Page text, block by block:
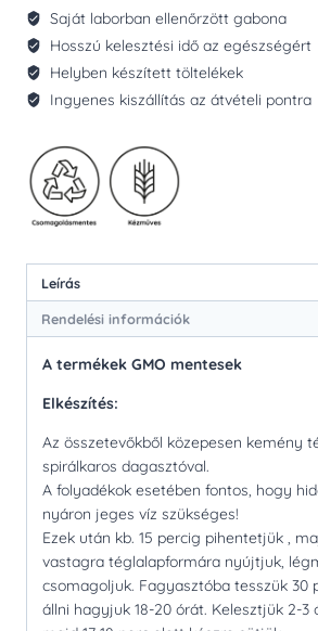
Saját laborban ellenőrzött gabona
Hosszú kelesztési idő az egészségért
Helyben készített töltelékek
Ingyenes kiszállítás az átvételi pontra
Leírás
Rendelési információk
A termékek GMO mentesek
Elkészítés:
Az összetevőkből közepesen kemény
spirálkaros dagasztóval.
A folyadékok esetében fontos, hogy
nyáron jeges víz szükséges!
Ezek után kb. 15 percig pihentetjük ,
vastagra téglalapformára nyújtjuk,
csomagoljuk. Fagyasztóba tesszük 30
állni hagyjuk 18-20 órát. Kelesztjük 2-3